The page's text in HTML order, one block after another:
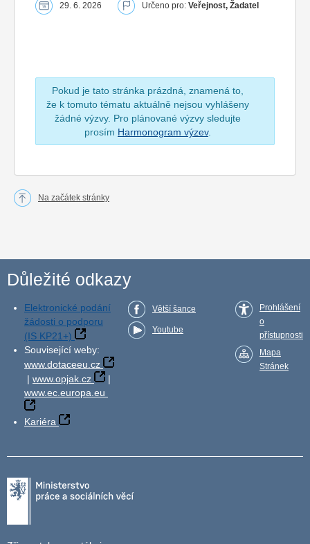
29. 6. 2026 Určeno pro: Veřejnost, Žadatel
Pokud je tato stránka prázdná, znamená to,
že k tomuto tématu aktuálně nejsou vyhlášeny
žádné výzvy. Pro plánované výzvy sledujte
prosím Harmonogram výzev.
Na začátek stránky
Důležité odkazy
Elektronické podání
žádosti o podporu
(IS KP21+)
Související weby:
www.dotaceeu.cz
| www.opjak.cz
|
www.ec.europa.eu
Kariéra
Větší šance
Youtube
Prohlášení
o
přístupnosti
Mapa
Stránek